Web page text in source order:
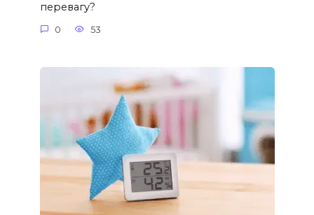
перевагу?
0 53